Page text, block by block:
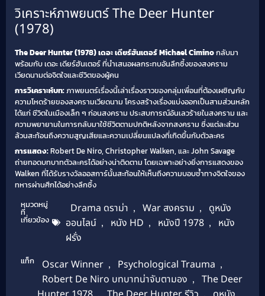
วิเคราะห์ภาพยนตร์ The Deer Hunter
(1978)
The Deer Hunter (1978) เดอะ เดียร์ฮันเตอร์Michael Ciminoกลับมา
พร้อมกับ เดอะ เดียร์ฮันเตอร์ ที่นำเสนอผลกระทบอันลึกซึ้งของสงคราม
เวียดนามต่อจิตใจและชีวิตของผู้คน
การวิเคราะห์บท:ภาพยนตร์เรื่องนี้เล่าเรื่องราวของกลุ่มเพื่อนที่ต้องเผชิญกับ
ความโหดร้ายของสงครามเวียดนาม โครงสร้างเรื่องแบ่งออกเป็นสามส่วนหลัก
ได้แก่ ชีวิตในเมืองเล็ก ๆ ก่อนสงคราม ประสบการณ์อันเลวร้ายในสงคราม และ
ความพยายามในการกลับมาใช้ชีวิตตามปกติหลังจากสงคราม ซึ่งแต่ละส่วน
ล้วนสะท้อนถึงความสูญเสียและความเปลี่ยนแปลงที่เกิดขึ้นกับตัวละคร
การแสดง:Robert De Niro, Christopher Walken, และ John Savage
ถ่ายทอดบทบาทตัวละครได้อย่างน่าติดตาม โดยเฉพาะอย่างยิ่งการแสดงของ
Walken ที่ได้รับรางวัลออสการ์นั้นสะท้อนให้เห็นถึงความบอบช้ำทางจิตใจของ
ทหารผ่านศึกได้อย่างลึกซึ้ง
หมวดหมู่
ที่
เกี่ยวข้อง
Drama ดราม่า , War สงคราม ,
ดูหนัง
ออนไลน์ , หนัง HD , หนังปี 1978 ,
หนัง
ฝรั่ง
แท็ก Oscar Winner , Psychological Trauma ,
Robert De Niro บทบาทน่าจับตามอง ,
The Deer
, ,